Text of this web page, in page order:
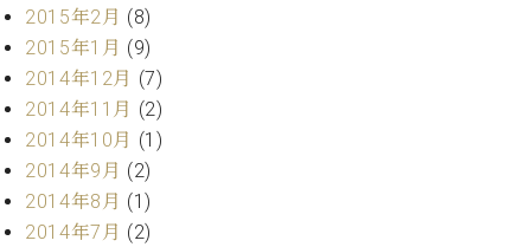
合
わ
ア
ー
テ
ィ
2015年2月 (8)
2015年1月 (9)
2014年12月 (7)
2014年11月 (2)
2014年10月 (1)
2014年9月 (2)
2014年8月 (1)
2014年7月 (2)